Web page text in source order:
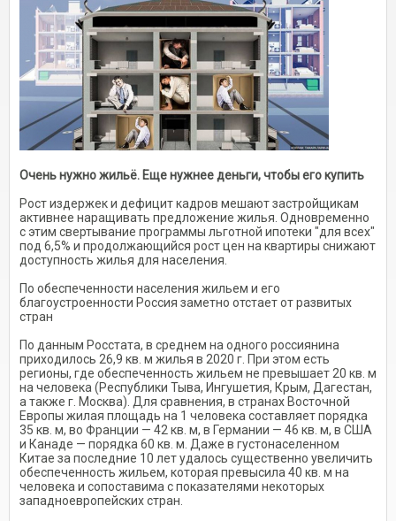
Очень нужно жильё. Еще нужнее деньги, чтобы его купить
Рост издержек и дефицит кадров мешают застройщикам
активнее наращивать предложение жилья. Одновременно
с этим свертывание программы льготной ипотеки "для всех"
под 6,5% и продолжающийся рост цен на квартиры снижают
доступность жилья для населения.
По обеспеченности населения жильем и его
благоустроенности Россия заметно отстает от развитых
стран
По данным Росстата, в среднем на одного россиянина
приходилось 26,9 кв. м жилья в 2020 г. При этом есть
регионы, где обеспеченность жильем не превышает 20 кв. м
на человека (Республики Тыва, Ингушетия, Крым, Дагестан,
а также г. Москва). Для сравнения, в странах Восточной
Европы жилая площадь на 1 человека составляет порядка
35 кв. м, во Франции — 42 кв. м, в Германии — 46 кв. м, в США
и Канаде — порядка 60 кв. м. Даже в густонаселенном
Китае за последние 10 лет удалось существенно увеличить
обеспеченность жильем, которая превысила 40 кв. м на
человека и сопоставима с показателями некоторых
западноевропейских стран.